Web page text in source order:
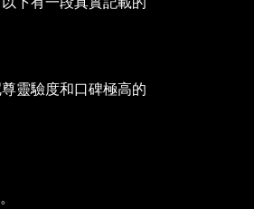
靈驗度和口碑極高的